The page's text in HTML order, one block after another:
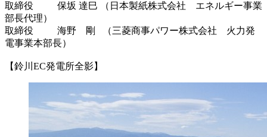
取締役 保坂 達巳 （日本製紙株式会社 エネルギー事業
部長代理）
取締役 海野 剛 （三菱商事パワー株式会社 火力発
電事業本部長）
【鈴川EC発電所全影】